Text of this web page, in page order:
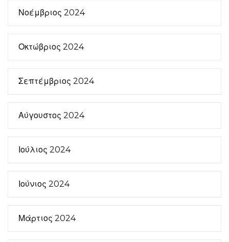
Νοέμβριος 2024
Οκτώβριος 2024
Σεπτέμβριος 2024
Αύγουστος 2024
Ιούλιος 2024
Ιούνιος 2024
Μάρτιος 2024